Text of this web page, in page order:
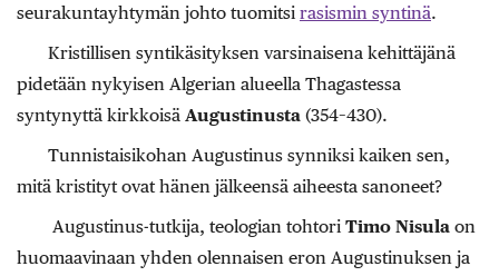
seurakuntayhtymän johto tuomitsi rasismin syntinä.
Kristillisen syntikäsityksen varsinaisena kehittäjänä
pidetään nykyisen Algerian alueella Thagastessa
syntynyttä kirkkoisä Augustinusta (354–430).
Tunnistaisikohan Augustinus synniksi kaiken sen,
mitä kristityt ovat hänen jälkeensä aiheesta sanoneet?
Augustinus-tutkija, teologian tohtori Timo Nisula on
huomaavinaan yhden olennaisen eron Augustinuksen ja